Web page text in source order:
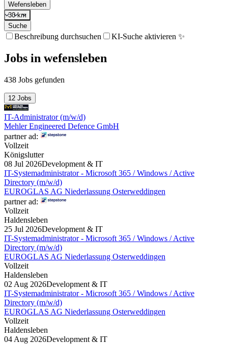
Wefensleben
30 km
Suche
Beschreibung durchsuchen KI-Suche aktivieren ✨
Jobs in wefensleben
438 Jobs gefunden
12 Jobs
IT-Administrator (m/w/d)
Mehler Engineered Defence GmbH
partner ad:
Vollzeit
Königslutter
08 Jul 2026Development & IT
IT-Systemadministrator - Microsoft 365 / Windows / Active
Directory (m/w/d)
EUROGLAS AG Niederlassung Osterweddingen
partner ad:
Vollzeit
Haldensleben
25 Jul 2026Development & IT
IT-Systemadministrator - Microsoft 365 / Windows / Active
Directory (m/w/d)
EUROGLAS AG Niederlassung Osterweddingen
Vollzeit
Haldensleben
02 Aug 2026Development & IT
IT-Systemadministrator - Microsoft 365 / Windows / Active
Directory (m/w/d)
EUROGLAS AG Niederlassung Osterweddingen
Vollzeit
Haldensleben
04 Aug 2026Development & IT